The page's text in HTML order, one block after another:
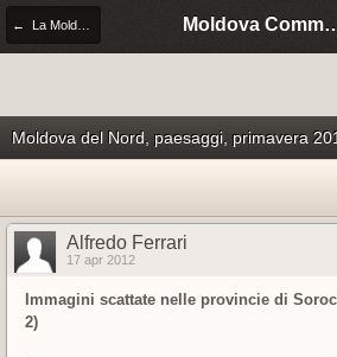
Moldova
Moldova del Nord, paesaggi, primavera
Alfredo Ferrari
17 apr 2012
Immagini scattate nelle provincie di
2)